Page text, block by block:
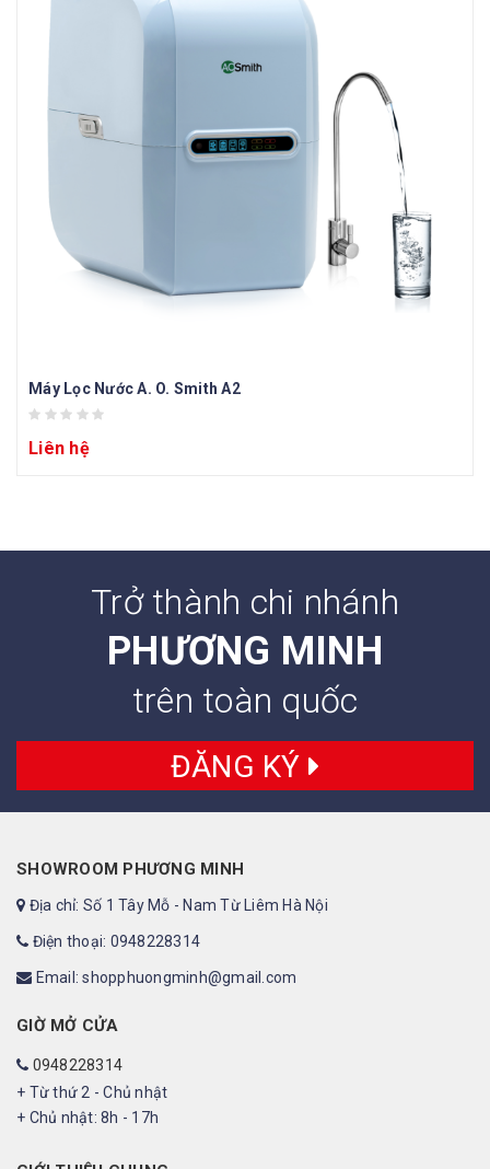
Máy Lọc Nước A. O. Smith A2
Liên hệ
Trở thành chi nhánh
PHƯƠNG MINH
trên toàn quốc
ĐĂNG KÝ
SHOWROOM PHƯƠNG MINH
Địa chỉ: Số 1 Tây Mỗ - Nam Từ Liêm Hà Nội
Điện thoại: 0948228314
Email: shopphuongminh@gmail.com
GIỜ MỞ CỬA
0948228314
+ Từ thứ 2 - Chủ nhật
+ Chủ nhật: 8h - 17h